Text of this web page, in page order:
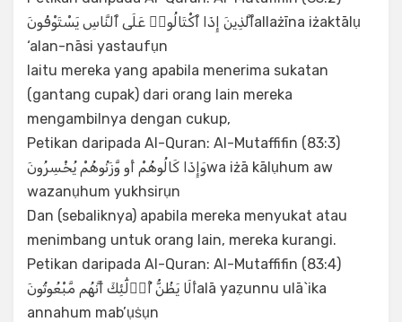
ٱلَّذِينَ إِذَا ٱكْتَالُوا۟ عَلَى ٱلنَّاسِ يَسْتَوْفُونَallażīna iżaktālụ
‘alan-nāsi yastaufụn
Iaitu mereka yang apabila menerima sukatan
(gantang cupak) dari orang lain mereka
mengambilnya dengan cukup,
Petikan daripada Al-Quran: Al-Mutaffifin (83:3)
وَإِذَا كَالُوهُمْ أَو وَّزَنُوهُمْ يُخْسِرُونَwa iżā kālụhum aw
wazanụhum yukhsirụn
Dan (sebaliknya) apabila mereka menyukat atau
menimbang untuk orang lain, mereka kurangi.
Petikan daripada Al-Quran: Al-Mutaffifin (83:4)
أَلَا يَظُنُّ أُو۟لَٰٓئِكَ أَنَّهُم مَّبْعُوثُونَalā yaẓunnu ulā`ika
annahum mab’ụṡụn